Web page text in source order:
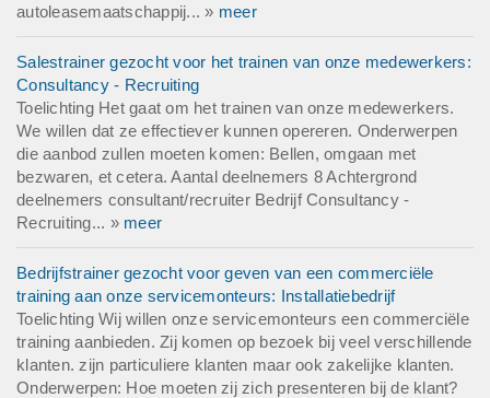
autoleasemaatschappij... » meer
Salestrainer gezocht voor het trainen van onze medewerkers:
Consultancy - Recruiting
Toelichting Het gaat om het trainen van onze medewerkers.
We willen dat ze effectiever kunnen opereren. Onderwerpen
die aanbod zullen moeten komen: Bellen, omgaan met
bezwaren, et cetera. Aantal deelnemers 8 Achtergrond
deelnemers consultant/recruiter Bedrijf Consultancy -
Recruiting... » meer
Bedrijfstrainer gezocht voor geven van een commerciële
training aan onze servicemonteurs: Installatiebedrijf
Toelichting Wij willen onze servicemonteurs een commerciële
training aanbieden. Zij komen op bezoek bij veel verschillende
klanten. zijn particuliere klanten maar ook zakelijke klanten.
Onderwerpen: Hoe moeten zij zich presenteren bij de klant?